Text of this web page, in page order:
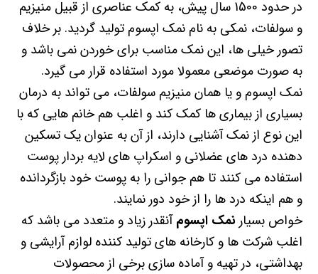
در حدود 1500 سال پیش، به کمک عناصری از قبیل منیزیم
و سولفات، نمکی به نام نمک اپسوم تولید گردید. بر خلاف
تصور خیلی ها، این نمک مناسب برای خوردن نمی باشد و
به صورت موضعی معمولا مورد استفاده قرار می گیرد.
نمک اپسوم و یا همان منیزیم سولفات، می تواند به درمان
بسیاری از بیماری ها کمک کند و اغلب هم خانم هایی که با
این نوع از نمک آشنایی دارند، از آن به عنوان یک تسکین
دهنده درد های عضلانی و اسکراپ های لایه بردار پوست
استفاده می کنند تا هم جوانی را به پوست خود بازگردانده
و هم اینکه درد ها را از خود دور نمایند.
خواص بسیار نمک اپسومآنقدر زیاد و متعدد می باشد که
اغلب شرکت ها و کارخانه های تولید کننده لوازم آرایشی و
بهداشتی، در تهیه و آماده سازی برخی از محصولات